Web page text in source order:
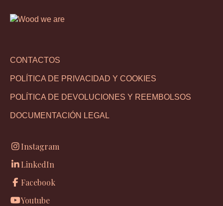
CONTACTOS
POLÍTICA DE PRIVACIDAD Y COOKIES
POLÍTICA DE DEVOLUCIONES Y REEMBOLSOS
DOCUMENTACIÓN LEGAL
Instagram
LinkedIn
Facebook
Youtube